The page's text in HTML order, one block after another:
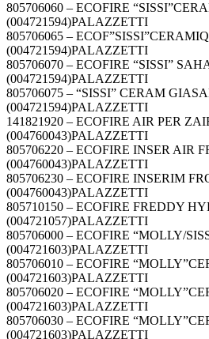
805706060 – ECOFIRE
(004721594)PALAZZETTI
805706065 –
(004721594)PALAZZETTI
805706070 – ECOFIRE “SISSI”
(004721594)PALAZZETTI
805706075 – “SISSI” CERAM
(004721594)PALAZZETTI
141821920 – ECOFIRE AIR PER
(004760043)PALAZZETTI
805706220 – ECOFIRE INSER AIR
(004760043)PALAZZETTI
805706230 – ECOFIRE INSERIM
(004760043)PALAZZETTI
805710150 – ECOFIRE FREDDY
(004721057)PALAZZETTI
805706000 – ECOFIRE “MOLLY/
(004721603)PALAZZETTI
805706010 – ECOFIRE
(004721603)PALAZZETTI
805706020 – ECOFIRE
(004721603)PALAZZETTI
805706030 – ECOFIRE
(004721603)PALAZZETTI